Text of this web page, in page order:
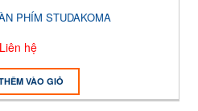
PHÍM STUDAKOMA
Liên hệ
VÀO GIỎ